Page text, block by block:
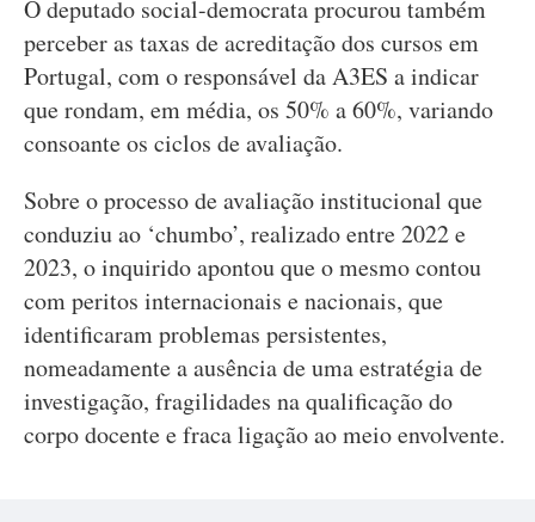
O deputado social-democrata procurou também
perceber as taxas de acreditação dos cursos em
Portugal, com o responsável da A3ES a indicar
que rondam, em média, os 50% a 60%, variando
consoante os ciclos de avaliação.
Sobre o processo de avaliação institucional que
conduziu ao ‘chumbo’, realizado entre 2022 e
2023, o inquirido apontou que o mesmo contou
com peritos internacionais e nacionais, que
identificaram problemas persistentes,
nomeadamente a ausência de uma estratégia de
investigação, fragilidades na qualificação do
corpo docente e fraca ligação ao meio envolvente.